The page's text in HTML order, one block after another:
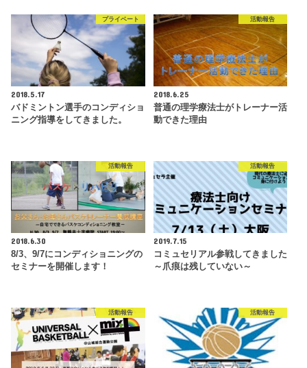
プライベート
2018.5.17
バドミントン選手のコンディショ
ニング指導をしてきました。
活動報告
2018.6.25
普通の理学療法士がトレーナー活
動できた理由
活動報告
2018.6.30
8/3、9/7にコンディショニングの
セミナーを開催します！
活動報告
2019.7.15
コミュセリアル参戦してきました
～爪痕は残していない～
活動報告 活動報告